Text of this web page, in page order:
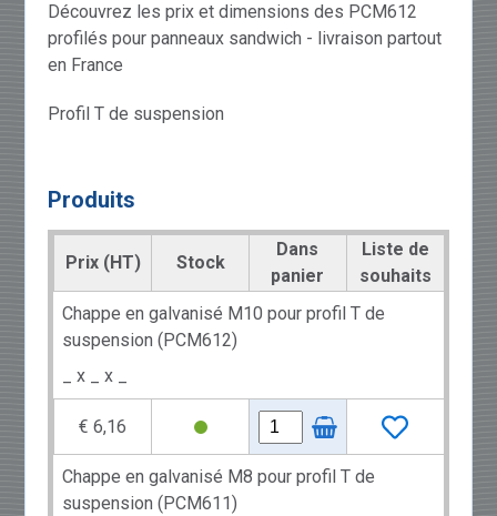
Découvrez les prix et dimensions des PCM612
profilés pour panneaux sandwich - livraison partout
en France
Profil T de suspension
Produits
Prix (HT) Stock
Dans
panier
Liste de
souhaits
Chappe en galvanisé M10 pour profil T de
suspension (PCM612)
_ x _ x _
€ 6,16
Chappe en galvanisé M8 pour profil T de
suspension (PCM611)